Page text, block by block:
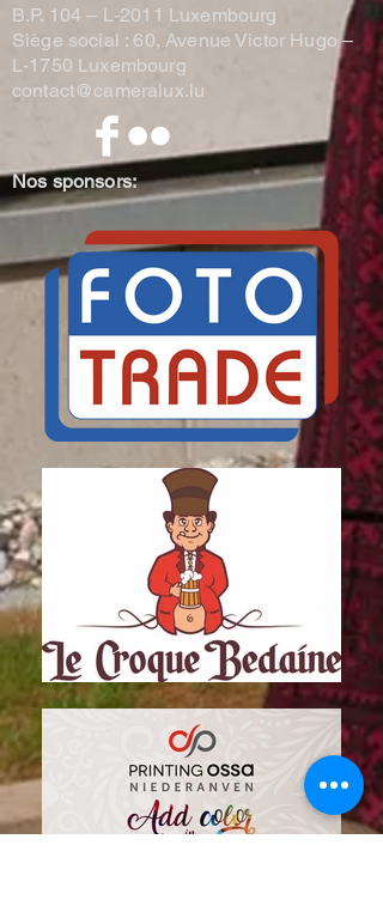
B.P. 104 – L-2011 Luxembourg
Siège social : 60, Avenue Victor Hugo –
L-1750 Luxembourg
contact@cameralux.lu
Nos sponsors: